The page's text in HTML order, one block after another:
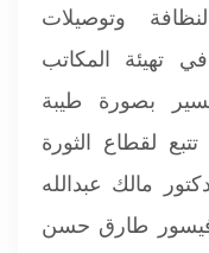
وتوصيلات
تهيئة المكاتب
بصورة طيبة
لقطاع الثورة
مالك عبدالله
طارق حسن